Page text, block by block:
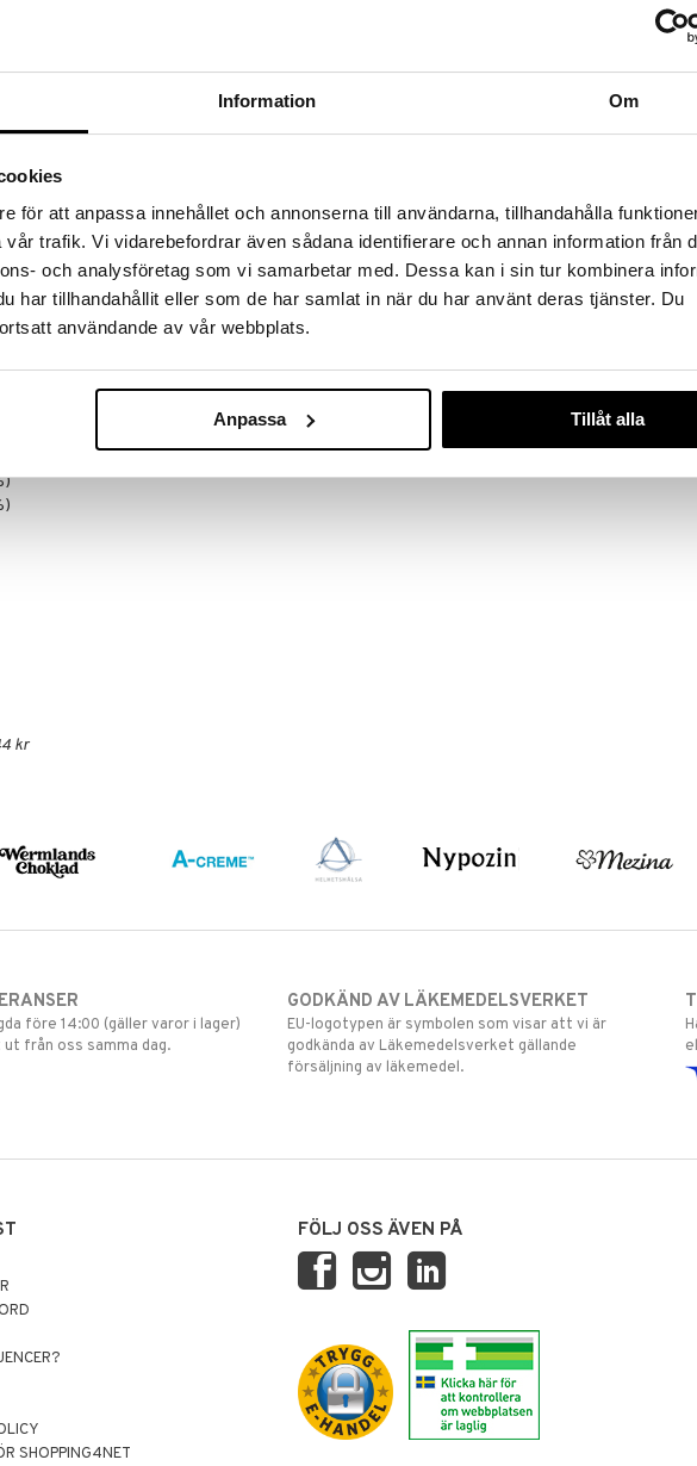
Information Om
för att anpassa innehållet och annonserna till användarna, tillhandahålla
trafik. Vi vidarebefordrar även sådana identifierare och annan information från
och analysföretag som vi samarbetar med. Dessa kan i sin tur kombinera
har tillhandahållit eller som de har samlat in när du har använt deras tjänster. Du
användande av vår webbplats.
Anpassa Tillåt alla
av hydrolyserade peptider med låg
biotillgänglighet. Kollagenet framställs i Norge
av fisk från vildfångad torsk, kolja och Alaska
haven och fiskbestånden för framtiden.
sig enkelt i både kalla och varma drycker.
Rekommenderad dos bör ej överskridas.
alternativ till en varierad kost. Tänk på vikten av en
(Gadus morhua), kolja (Melanogrammus
Norra Atlanten (FAO 27) och Norra Stilla havet
hållbart fiske.
kr
före 14:00 (gäller varor i lager)
från oss samma dag.
GODKÄND AV LÄKEMEDELSVERKET
EU-logotypen är symbolen som visar att vi är
godkända av Läkemedelsverket gällande
försäljning av läkemedel.
SHOPPING4NET
FÖLJ OSS ÄVEN PÅ